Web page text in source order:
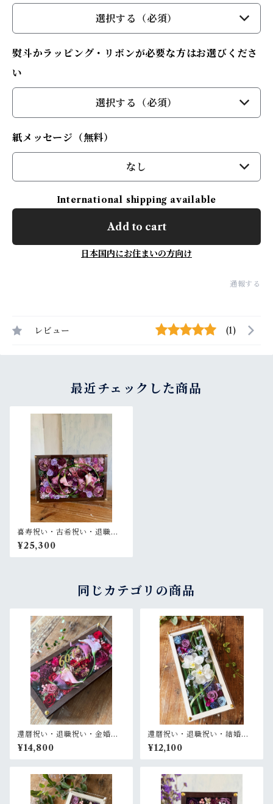
選択する（必須）
熨斗かラッピング・リボンが必要な方はお選びくださ
い
選択する（必須）
紙メッセージ（無料）
なし
International shipping available
Add to cart
日本国内にお住まいの方向け
通報する
レビュー (1)
最近チェックした商品
喜寿祝い・古希祝い・退職祝
い【名入れ】プリザーブドフ
ラワーアレンジ ウッドフレー
ム 大きい木枠 お花いっぱい
¥25,300
同じカテゴリの商品
還暦祝い・退職祝い・金婚式
祝い・周年祝い【名入れ ゴー
ルド文字】プリザーブドフラ
ワーアレンジ ウッドフレーム
ー〉
¥14,800
還暦祝い・退職祝い・結婚式
両親贈呈品【名入れ】プリザ
ーブドフラワーアレンジ 和風
白木枠ロング〈竹 青紫 〉名入
式両親贈呈品に
¥12,100